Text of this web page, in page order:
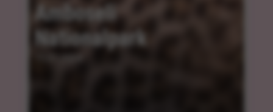
Amboseli
Nationalpark